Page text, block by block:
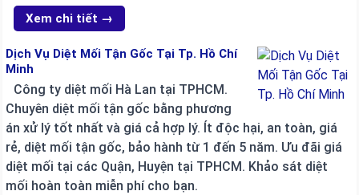
Xem chi tiết →
Dịch Vụ Diệt Mối Tận Gốc Tại Tp. Hồ Chí
Minh
Công ty diệt mối Hà Lan tại TPHCM.
Chuyên diệt mối tận gốc bằng phương
án xử lý tốt nhất và giá cả hợp lý. Ít độc hại, an toàn, giá
rẻ, diệt mối tận gốc, bảo hành từ 1 đến 5 năm. Ưu đãi giá
diệt mối tại các Quận, Huyện tại TPHCM. Khảo sát diệt
mối hoàn toàn miễn phí cho bạn.